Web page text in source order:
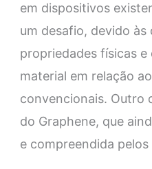
em dispositivos
um desafio, devido às
propriedades físicas e
material em relação
convencionais. Outro
do Graphene, que
e compreendida